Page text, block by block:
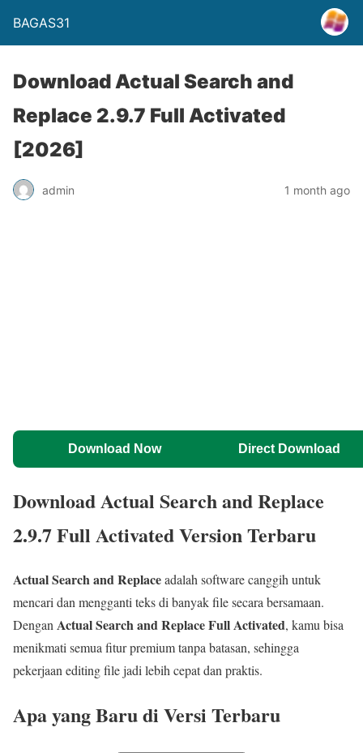
BAGAS31
Download Actual Search and
Replace 2.9.7 Full Activated
[2026]
admin 1 month ago
Download Now Direct Download
Download Actual Search and Replace
2.9.7 Full Activated Version Terbaru
Actual Search and Replaceadalah software canggih untuk
mencari dan mengganti teks di banyak file secara bersamaan.
Dengan Actual Search and Replace Full Activated, kamu bisa
menikmati semua fitur premium tanpa batasan, sehingga
pekerjaan editing file jadi lebih cepat dan praktis.
Apa yang Baru di Versi Terbaru